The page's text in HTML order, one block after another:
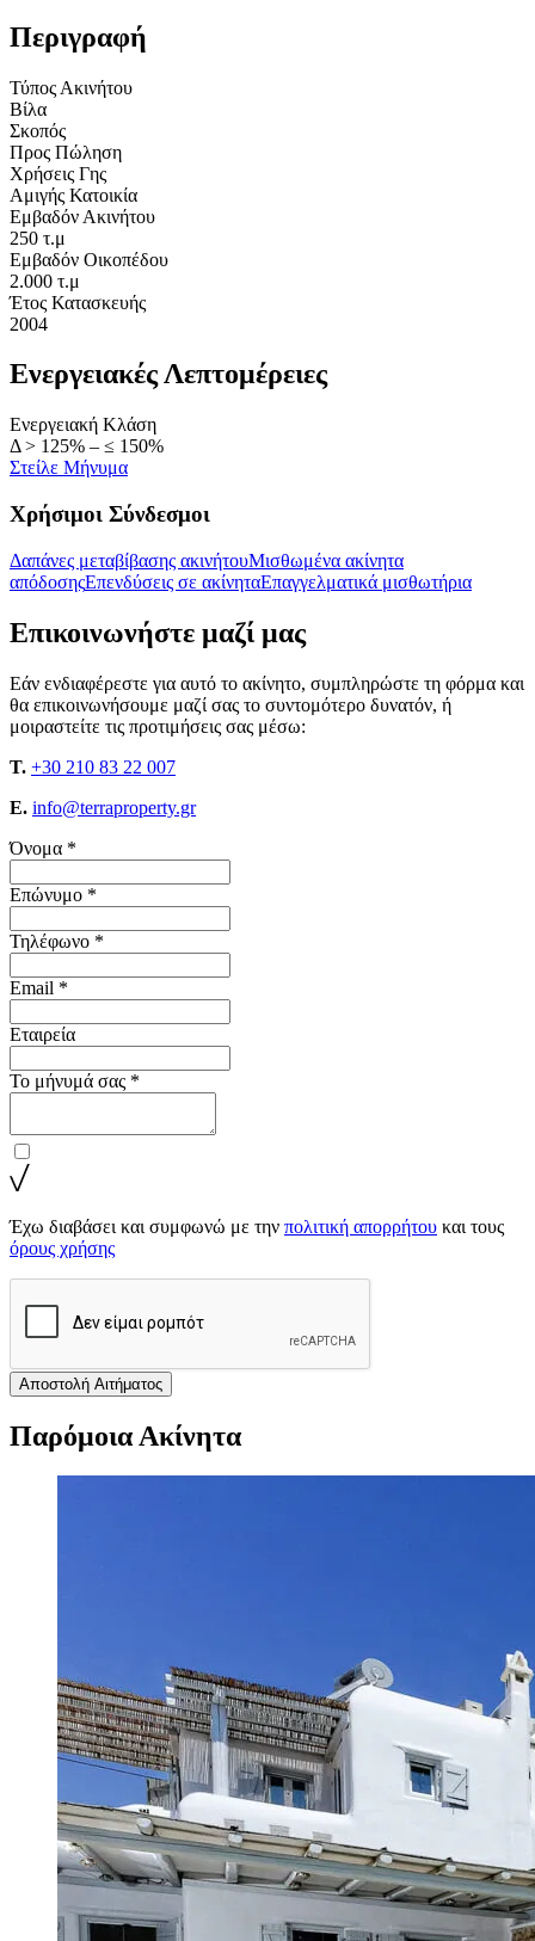
Περιγραφή
Τύπος Ακινήτου
Βίλα
Σκοπός
Προς Πώληση
Χρήσεις Γης
Αμιγής Κατοικία
Εμβαδόν Ακινήτου
250 τ.μ
Εμβαδόν Οικοπέδου
2.000 τ.μ
Έτος Κατασκευής
2004
Ενεργειακές Λεπτομέρειες
Ενεργειακή Κλάση
Δ > 125% – ≤ 150%
Στείλε Μήνυμα
Χρήσιμοι Σύνδεσμοι
Δαπάνες μεταβίβασης ακινήτουΜισθωμένα ακίνητα
απόδοσηςΕπενδύσεις σε ακίνηταΕπαγγελματικά μισθωτήρια
Επικοινωνήστε μαζί μας
Εάν ενδιαφέρεστε για αυτό το ακίνητο, συμπληρώστε τη φόρμα και
θα επικοινωνήσουμε μαζί σας το συντομότερο δυνατόν, ή
μοιραστείτε τις προτιμήσεις σας μέσω:
T. +30 210 83 22 007
E. info@terraproperty.gr
Όνομα *
Επώνυμο *
Τηλέφωνο *
Email *
Εταιρεία
Το μήνυμά σας *
Έχω διαβάσει και συμφωνώ με την πολιτική απορρήτου και τους
όρους χρήσης
Αποστολή Αιτήματος
Παρόμοια Ακίνητα